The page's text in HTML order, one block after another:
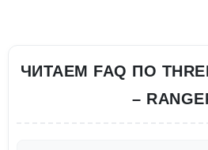
ЧИТАЕМ FAQ ПО
–